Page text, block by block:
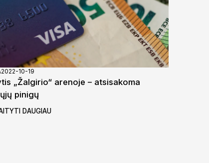
2022-10-19
„Žalgirio“ arenoje – atsisakoma
pinigų
DAUGIAU